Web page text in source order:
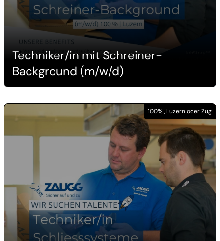
Techniker/in mit Schreiner-
Background (m/w/d)
100% , Luzern oder Zug